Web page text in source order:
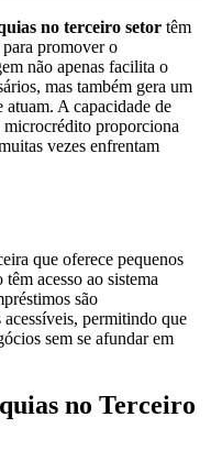
no terceiro setor têm
promover o
não apenas facilita o
mas também gera um
A capacidade de
proporciona
vezes enfrentam
que oferece pequenos
acesso ao sistema
são
permitindo que
sem se afundar em
no Terceiro